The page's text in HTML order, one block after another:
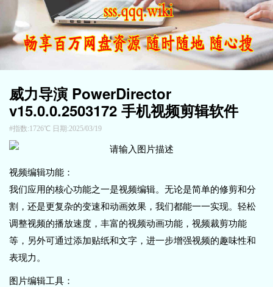
威力导演 PowerDirector
v15.0.0.2503172 手机视频剪辑软件
指数:1726℃ 日期:2025/03/19
视频编辑功能：
我们应用的核心功能之一是视频编辑。无论是简单的修剪和分
割，还是更复杂的变速和动画效果，我们都能一一实现。轻松
调整视频的播放速度，丰富的视频动画功能，视频裁剪功能
等，另外可通过添加贴纸和文字，进一步增强视频的趣味性和
表现力。
图片编辑工具：